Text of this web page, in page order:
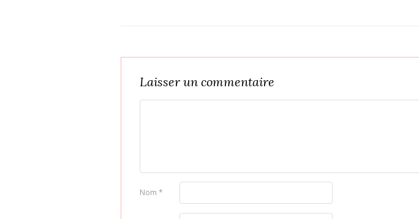
Laisser un commentaire
Nom *